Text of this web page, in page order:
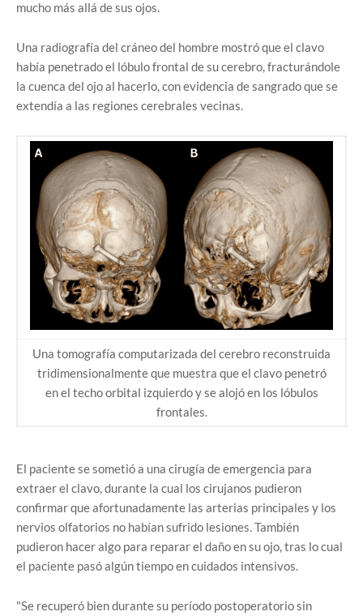
mucho más allá de sus ojos.
Una radiografía del cráneo del hombre mostró que el clavo
había penetrado el lóbulo frontal de su cerebro, fracturándole
la cuenca del ojo al hacerlo, con evidencia de sangrado que se
extendía a las regiones cerebrales vecinas.
Una tomografía computarizada del cerebro reconstruida
tridimensionalmente que muestra que el clavo penetró
en el techo orbital izquierdo y se alojó en los lóbulos
frontales.
El paciente se sometió a una cirugía de emergencia para
extraer el clavo, durante la cual los cirujanos pudieron
confirmar que afortunadamente las arterias principales y los
nervios olfatorios no habían sufrido lesiones. También
pudieron hacer algo para reparar el daño en su ojo, tras lo cual
el paciente pasó algún tiempo en cuidados intensivos.
"Se recuperó bien durante su período postoperatorio sin